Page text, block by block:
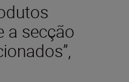
a secção